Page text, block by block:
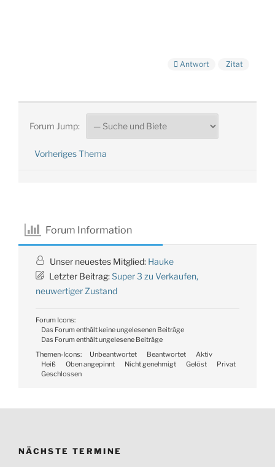
Antwort Zitat
Forum Jump:
Vorheriges Thema
Forum Information
Unser neuestes Mitglied: Hauke
Letzter Beitrag:Super 3 zu Verkaufen,
neuwertiger Zustand
Forum Icons:
Das Forum enthält keine ungelesenen Beiträge
Das Forum enthält ungelesene Beiträge
Themen-Icons:
Unbeantwortet Beantwortet
Aktiv
Heiß
Oben angepinnt Nicht genehmigt Gelöst
Privat
Geschlossen
NÄCHSTE TERMINE